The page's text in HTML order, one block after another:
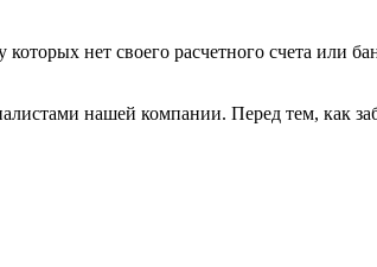
нет своего расчетного счета или
нашей компании. Перед тем, как